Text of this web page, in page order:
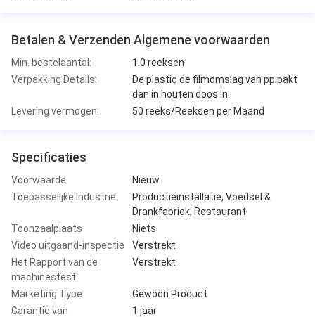
Betalen & Verzenden Algemene voorwaarden
Min. bestelaantal:
1.0 reeksen
Verpakking Details:
De plastic de filmomslag van pp pakt
dan in houten doos in.
Levering vermogen:
50 reeks/Reeksen per Maand
Specificaties
Voorwaarde
Nieuw
Toepasselijke Industrie
Productieinstallatie, Voedsel &
Drankfabriek, Restaurant
Toonzaalplaats
Niets
Video uitgaand-inspectie
Verstrekt
Het Rapport van de
machinestest
Verstrekt
Marketing Type
Gewoon Product
Garantie van
1 jaar